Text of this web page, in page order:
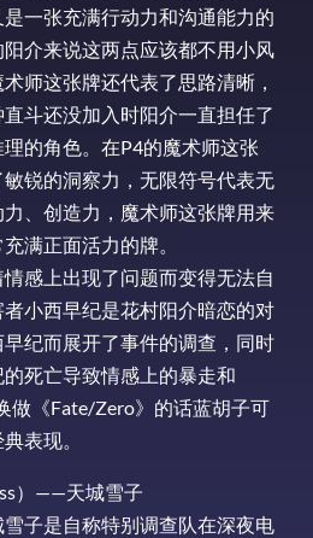
一张充满行动力和沟通能力的
阳介来说这两点应该都不用小风
师这张牌还代表了思路清晰，
斗还没加入时阳介一直担任了
的角色。在P4的魔术师这张
锐的洞察力，无限符号代表无
、创造力，魔术师这张牌用来
满正面活力的牌。
感上出现了问题而变得无法自
小西早纪是花村阳介暗恋的对
纪而展开了事件的调查，同时
死亡导致情感上的暴走和
做《Fate/Zero》的话蓝胡子可
表现。
）——天城雪子
子是自称特别调查队在深夜电